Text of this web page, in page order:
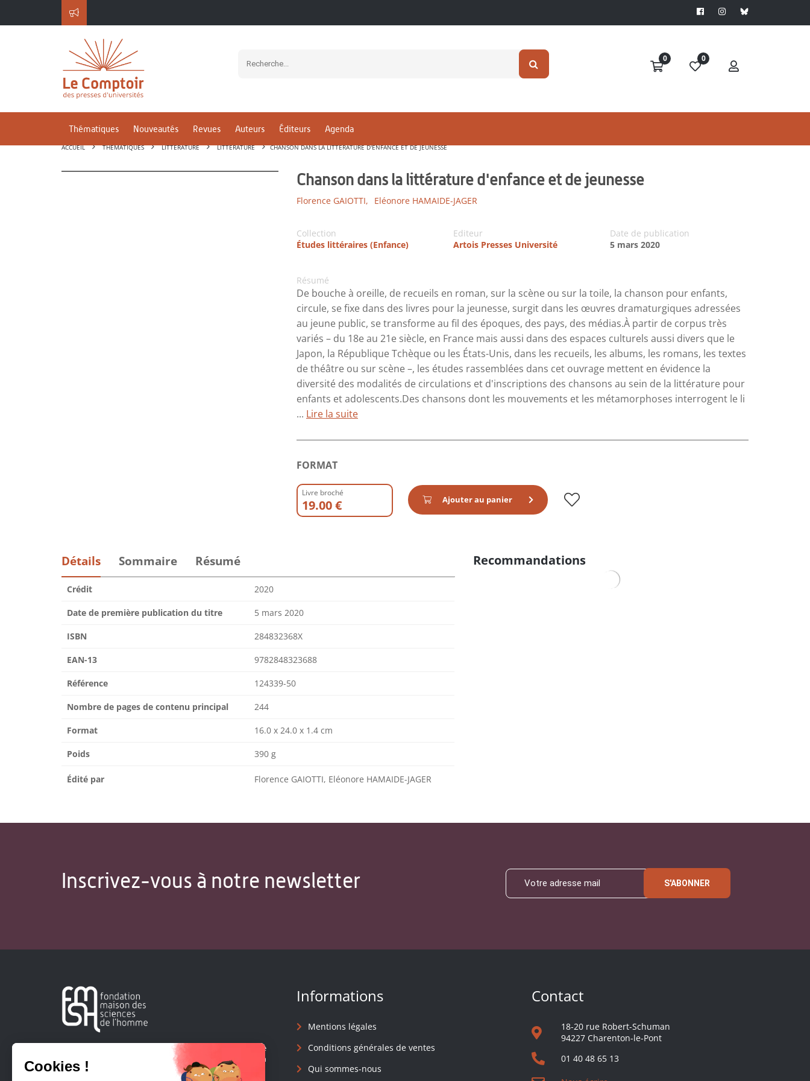
0 0
Thématiques Nouveautés Revues Auteurs Éditeurs Agenda
ACCUEIL THÉMATIQUES LITTÉRATURE LITTÉRATURE CHANSON DANS LA LITTÉRATURE D'ENFANCE ET DE JEUNESSE
Chanson dans la littérature d'enfance et de jeunesse
Florence GAIOTTI, Eléonore HAMAIDE-JAGER
Collection
Études littéraires (Enfance)
Editeur
Artois Presses Université
Date de publication
5 mars 2020
Résumé
De bouche à oreille, de recueils en roman, sur la scène ou sur la toile, la chanson pour enfants,
circule, se fixe dans des livres pour la jeunesse, surgit dans les œuvres dramaturgiques adressées
au jeune public, se transforme au fil des époques, des pays, des médias.À partir de corpus très
variés – du 18e au 21e siècle, en France mais aussi dans des espaces culturels aussi divers que le
Japon, la République Tchèque ou les États-Unis, dans les recueils, les albums, les romans, les textes
de théâtre ou sur scène –, les études rassemblées dans cet ouvrage mettent en évidence la
diversité des modalités de circulations et d'inscriptions des chansons au sein de la littérature pour
enfants et adolescents.Des chansons dont les mouvements et les métamorphoses interrogent le li
... Lire la suite
FORMAT
Livre broché
19.00 € Ajouter au panier
Détails Sommaire Résumé
Crédit 2020
Date de première publication du titre 5 mars 2020
ISBN 284832368X
EAN-13 9782848323688
Référence 124339-50
Nombre de pages de contenu principal 244
Format 16.0 x 24.0 x 1.4 cm
Poids 390 g
Édité par Florence GAIOTTI, Eléonore HAMAIDE-JAGER
Recommandations
Inscrivez-vous à notre newsletter S'ABONNER
Créée en 1963, la Fondation Maison Sciences de l'Homme
soutient la recherche et la diffusion des connaissances en
sciences humaines et sociales.
Informations
Mentions légales
Conditions générales de ventes
Qui sommes-nous
Contact
18-20 rue Robert-Schuman
94227 Charenton-le-Pont
01 40 48 65 13